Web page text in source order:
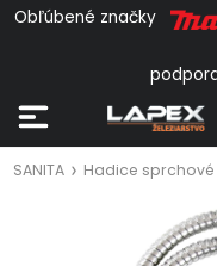
Obľúbené značky
SANITA Hadice sprchové